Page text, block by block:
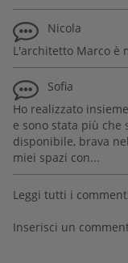
Nicola
L'architetto Marco è
Sofia
Ho realizzato
e sono stata più che
disponibile, brava
miei spazi con...
Leggi tutti i
Inserisci un